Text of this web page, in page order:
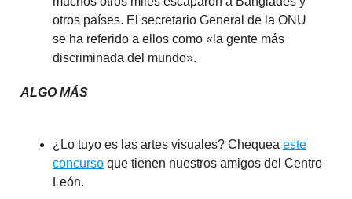
otros países. El secretario General de la ONU
se ha referido a ellos como «la gente más
discriminada del mundo».
ALGO MÁS
¿Lo tuyo es las artes visuales? Chequea este
concurso que tienen nuestros amigos del Centro
León.